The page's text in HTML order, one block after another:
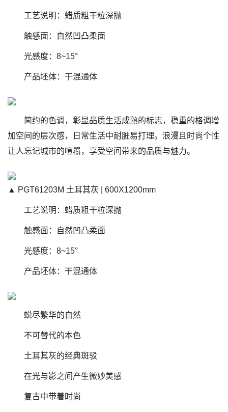
工艺说明：蜡质粗干粒深抛
触感面：自然凹凸柔面
光感度：8~15°
产品坯体：干混通体
简约的色调，彰显品质生活成熟的标志，稳重的格调增
加空间的层次感，日常生活中耐脏易打理。浪漫且时尚个性
让人忘记城市的喧嚣，享受空间带来的品质与魅力。
▲ PGT61203M 土耳其灰 | 600X1200mm
工艺说明：蜡质粗干粒深抛
触感面：自然凹凸柔面
光感度：8~15°
产品坯体：干混通体
蜕尽繁华的自然
不可替代的本色
土耳其灰的经典斑驳
在光与影之间产生微妙美感
复古中带着时尚